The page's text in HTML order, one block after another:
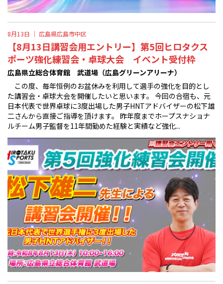
8月13日 ｜ 広島県広島市中区
【8月13日講習会用エントリー】第5回ヒロタクス
ポーツ強化練習会・卓球大会 イベント受付枠
広島県立総合体育館 武道場（広島グリーンアリーナ）
この度、毎年恒例のお盆休みを利用して選手の強化を目的とし
た講習会・卓球大会を開催したいと思います。 今回の合宿も、元
日本代表で世界卓球に3度出場した男子HNTアドバイザーの松下雄
二さんから直接ご指導を頂けます。 昨年度までホープスナショナ
ルチーム男子監督を11年間勤めた経験と実績など強化...